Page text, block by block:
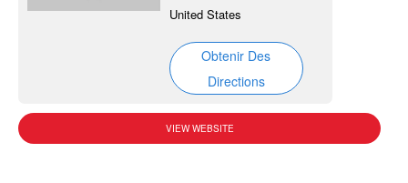
United States
Obtenir Des
Directions
VIEW WEBSITE